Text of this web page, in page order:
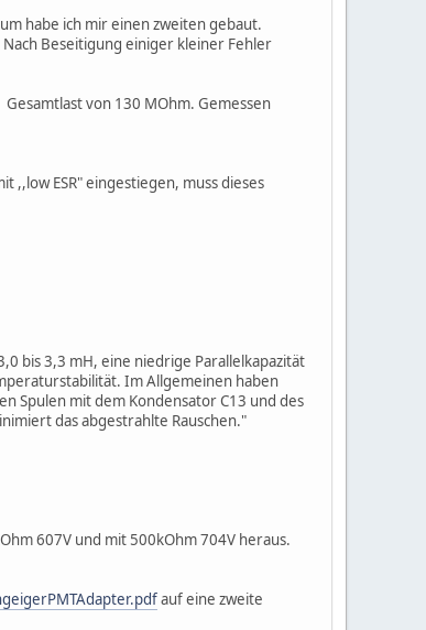
habe ich mir einen zweiten gebaut.
Beseitigung einiger kleiner Fehler
von 130 MOhm. Gemessen
,,low ESR" eingestiegen, muss dieses
bis 3,3 mH, eine niedrige Parallelkapazität
Im Allgemeinen haben
Spulen mit dem Kondensator C13 und des
das abgestrahlte Rauschen."
607V und mit 500kOhm 704V heraus.
auf eine zweite